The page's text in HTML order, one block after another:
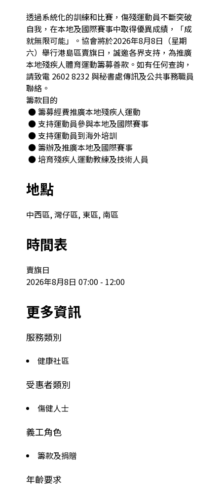
透過系統化的訓練和比賽，傷殘運動員不斷突破
自我，在本地及國際賽事中取得優異成績，「成
就無限可能」。協會將於2026年8月8日（星期
六）舉行港島區賣旗日，誠邀各界支持，為推廣
本地殘疾人體育運動籌募善款。如有任何查詢，
請致電 2602 8232 與秘書處傳訊及公共事務職員
聯絡。
籌款目的
● 培育殘疾人運動教練及技術人員
地點
中西區, 灣仔區, 東區, 南區
時間表
賣旗日
2026年8月8日 07:00 - 12:00
更多資訊
服務類別
健康社區
受惠者類別
傷健人士
義工角色
籌款及捐贈
年齡要求